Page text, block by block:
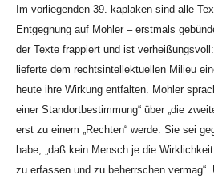
Im vorliegenden 39. kaplaken sind alle
Entgegnung auf Mohler – erstmals
der Texte frappiert und ist
lieferte dem rechtsintellektuellen Milieu
heute ihre Wirkung entfalten. Mohler
einer Standortbestimmung“ über „die
erst zu einem „Rechten“ werde. Sie sei
habe, „daß kein Mensch je die
zu erfassen und zu beherrschen vermag“.